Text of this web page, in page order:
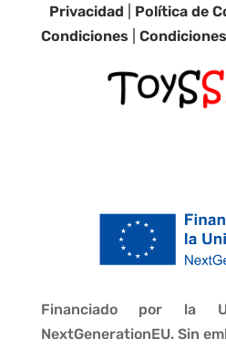
Privacidad
Política de
Condiciones |
Financiado por la
NextGenerationEU. Sin